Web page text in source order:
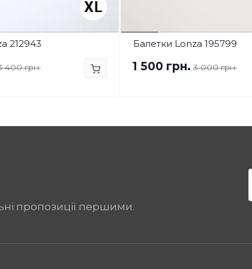
212943
400 грн.
Балетки Lonza 195799
1 500 грн. 3 000 грн.
пропозиції першими.